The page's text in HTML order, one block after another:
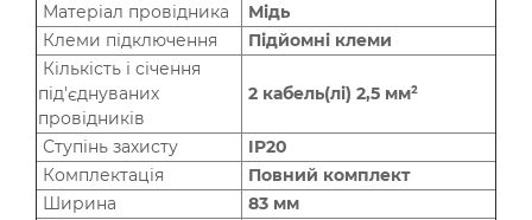
Матеріал провідника
Мідь
Клеми підключення
Підйомні клеми
Кількість і січення
під'єднуваних
провідників
2 кабель(лі) 2,5 мм²
Ступінь захисту
IP20
Комплектація
Повний комплект
Ширина
83 мм